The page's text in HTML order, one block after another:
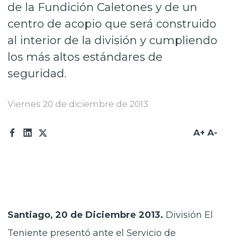
Inversionistas
Prensa
Transparencia activa
Acceso trabajadores/as
de la Fundición Caletones y de un
centro de acopio que será construido
al interior de la división y cumpliendo
los más altos estándares de
seguridad.
Viernes 20 de diciembre de 2013
A+ A-
Santiago, 20 de Diciembre 2013. División El
Teniente presentó ante el Servicio de